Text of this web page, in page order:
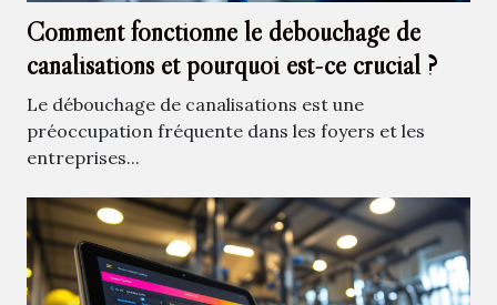
Comment fonctionne le débouchage de
canalisations et pourquoi est-ce crucial ?
Le débouchage de canalisations est une
préoccupation fréquente dans les foyers et les
entreprises...